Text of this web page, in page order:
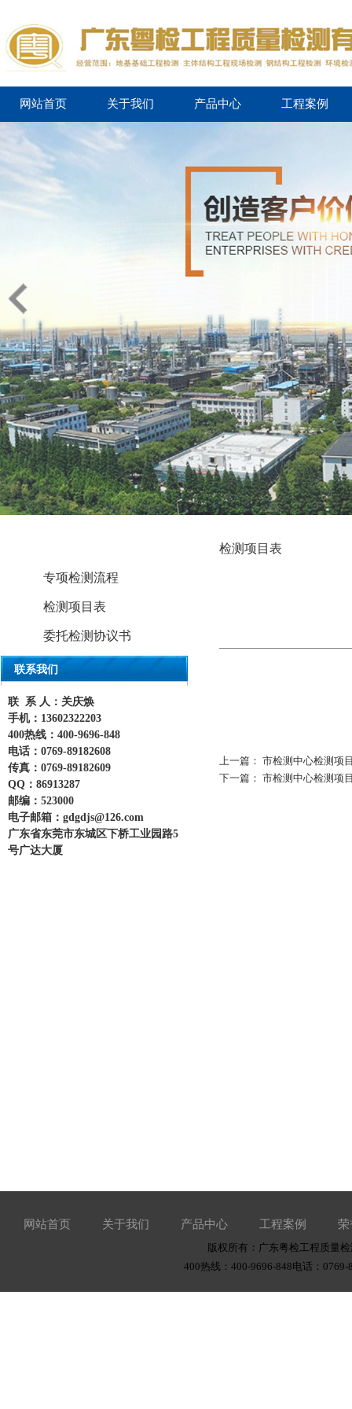
网站首页 关于我们 产品中心 工程案例
1
专项检测流程
检测项目表
委托检测协议书
联系我们
联 系 人：关庆焕
手机：13602322203
400热线：400-9696-848
电话：0769-89182608
传真：0769-89182609
QQ：86913287
邮编：523000
电子邮箱：gdgdjs@126.com
广东省东莞市东城区下桥工业园路5
号广达大厦
检测项目表
上一篇： 市检测中心检测项
下一篇： 市检测中心检测项
网站首页 关于我们 产品中心 工程案例 荣
版权所有：广东粤检工程质量
400热线：400-9696-848电话：